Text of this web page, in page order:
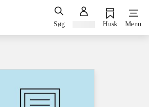
Søg Husk Menu